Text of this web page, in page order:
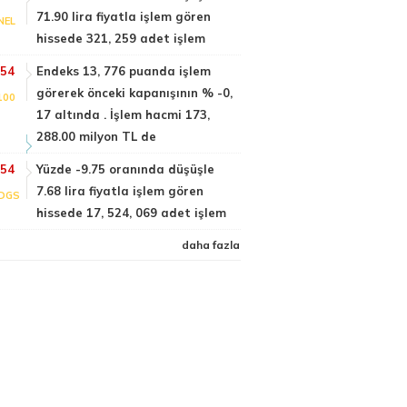
71.90 lira fiyatla işlem gören
hissede 321, 259 adet işlem
Endeks 13, 776 puanda işlem
görerek önceki kapanışının % -0,
17 altında . İşlem hacmi 173,
288.00 milyon TL de
Yüzde -9.75 oranında düşüşle
7.68 lira fiyatla işlem gören
hissede 17, 524, 069 adet işlem
daha fazla